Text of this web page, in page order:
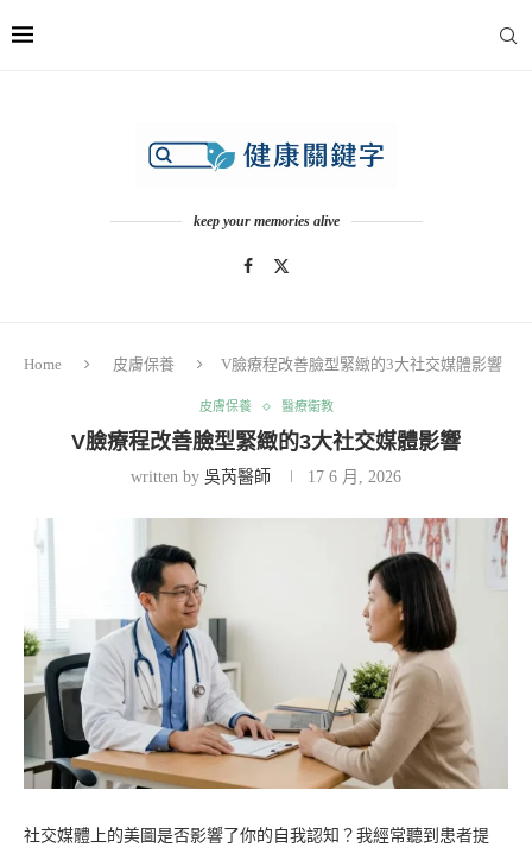
keep your memories alive
Home 皮膚保養 V臉療程改善臉型緊緻的3大社交媒體影響
皮膚保養 醫療衛教
V臉療程改善臉型緊緻的3大社交媒體影響
written by 吳芮醫師 17 6 月, 2026
社交媒體上的美圖是否影響了你的自我認知？我經常聽到患者提